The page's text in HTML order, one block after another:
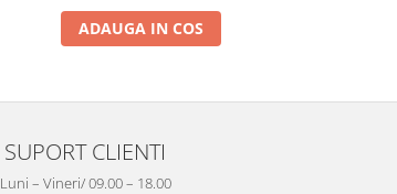
ADAUGA IN COS
SUPORT CLIENTI
Luni – Vineri/ 09.00 – 18.00